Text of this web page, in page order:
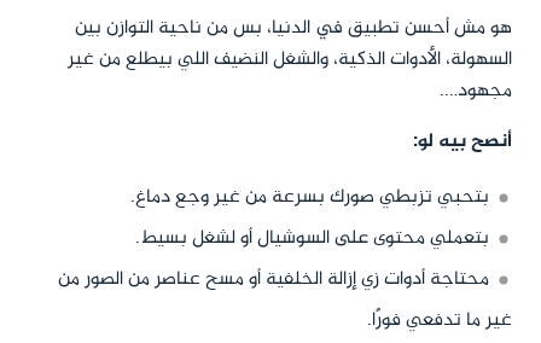
هو مش أحسن تطبيق في الدنيا، بس من ناحية التوازن بين
السهولة، الأدوات الذكية، والشغل النضيف اللي بيطلع من غير
مجهود….
أنصح بيه لو:
بتحبي تزبطي صورك بسرعة من غير وجع دماغ.
بتعملي محتوى على السوشيال أو لشغل بسيط.
محتاجة أدوات زي إزالة الخلفية أو مسح عناصر من الصور من
غير ما تدفعي فورًا.